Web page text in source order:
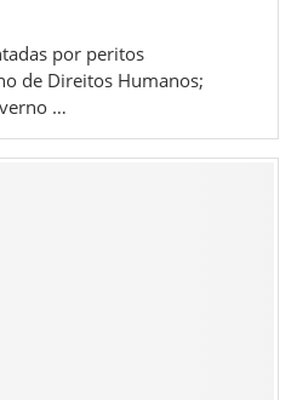
por peritos
de Direitos Humanos;
…